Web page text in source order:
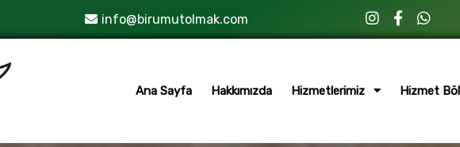
info@birumutolmak.com
Ana Sayfa Hakkımızda Hizmetlerimiz Hizmet